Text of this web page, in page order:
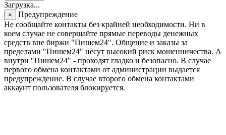
Загрузка...
×
Предупреждение
Не сообщайте контакты без крайней необходимости. Ни в
коем случае не совершайте прямые переводы денежных
средств вне биржи "Пишем24". Общение и заказы за
пределами "Пишем24" несут высокий риск мошенничества. А
внутри "Пишем24" - проходят гладко и безопасно. В случае
первого обмена контактами от администрации выдается
предупреждение. В случае второго обмена контактами
аккаунт пользователя блокируется.